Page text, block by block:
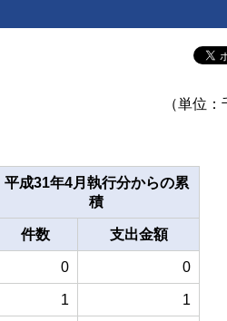
（単位：
平成31年4月執行分からの累
積
件数 支出金額
0 0
1 1